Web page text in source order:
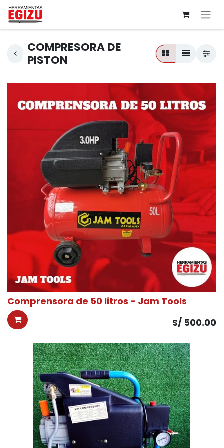
COMPRESORA DE
PISTON
Comprensora de 50 litros - Jam Tools
S/ 500.00